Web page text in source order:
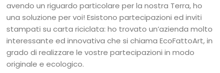
avendo un riguardo particolare per la nostra Terra, ho
una soluzione per voi! Esistono partecipazioni ed inviti
stampati su carta riciclata: ho trovato un’azienda molto
interessante ed innovativa che si chiama EcoFattoArt, in
grado di realizzare le vostre partecipazioni in modo
originale e ecologico.